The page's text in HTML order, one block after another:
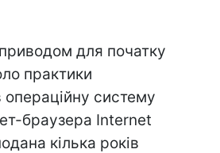
для початку
практики
систему
браузера Internet
кілька років